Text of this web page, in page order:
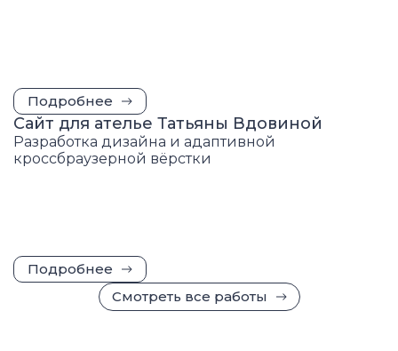
Подробнее
Сайт для ателье Татьяны Вдовиной
Разработка дизайна и адаптивной
кроссбраузерной вёрстки
Подробнее
Смотреть все работы